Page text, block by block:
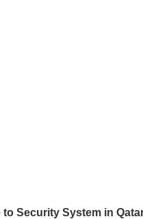
Security System in